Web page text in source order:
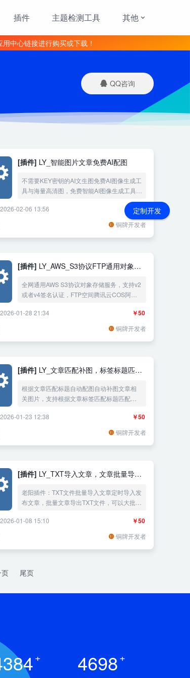
插件 主题检测工具 其他
中心链接进行购买或下载！
QQ咨询
[插件] LY_智能图片文章免费AI配图
不需要KEY密钥的AI文生图免费AI图像生成工
具与海量高清图，免费智能AI图像生成工具与
海量高清图片资源，根据文章标题内容自动
生成文章AI图片，自动添加标题水印随机背景
￥60
02-06 13:56
铜牌开发者
[插件] LY_AWS_S3协议FTP通用对象存
全网通用AWS S3协议对象存储服务，支持v2
或者v4签名认证，FTP空间腾讯云COS阿里
其它小厂通用AWSS3协议的对象存储，上传
图片附件都自动同步到对象存储图床FTP同步
图床，附件管理删除也同步删除云上文件，
￥50
01-28 21:34
铜牌开发者
[插件] LY_文章匹配补图，标签标题匹配
根据文章匹配标题自动配图自动补图文章相
关图片，支持根据文章标签匹配标题匹配相
片，支持关键词文件夹自动匹配相关图片，
自动插入多张关键词匹配网络图片，随机填
充已上传的附件图片或者自宝义上传的图
￥50
01-23 12:38
铜牌开发者
[插件] LY_TXT导入文章，文章批量导出
老阳插件：TXT文件批量导入文章定时导入发
布文章，批量文章导出TXT文件，可以大批量
入，可以设置分类、可以设置txt文章状态、
可以设置标题重复处理，可以设置文章统一
标签，支持导入导出文章的metas自定义字段
￥50
01-08 15:10
铜牌开发者
尾页
+ 4698+
定制开发